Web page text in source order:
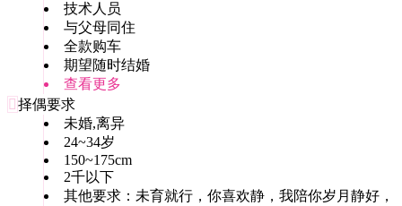
技术人员
与父母同住
全款购车
期望随时结婚
查看更多
 择偶要求
未婚,离异
24~34岁
150~175cm
2千以下
其他要求：未育就行，你喜欢静，我陪你岁月静好，